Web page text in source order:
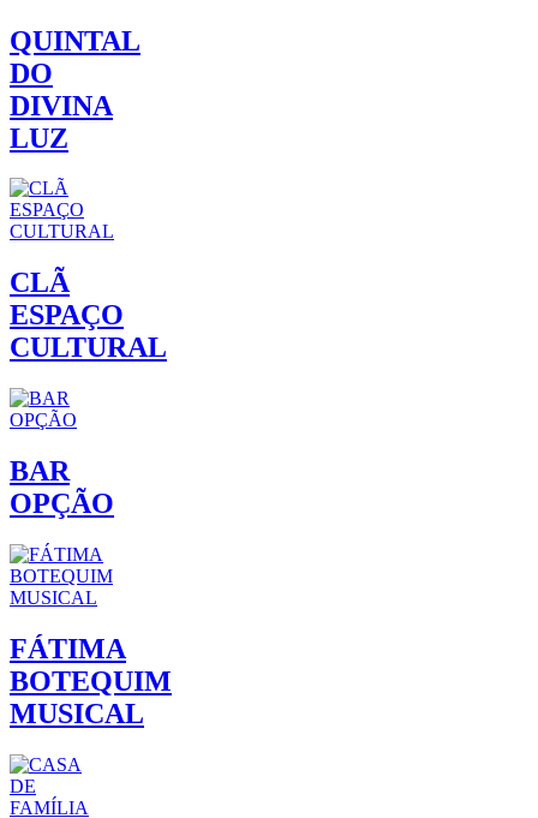
QUINTAL
DO
DIVINA
LUZ
CLÃ
ESPAÇO
CULTURAL
BAR
OPÇÃO
FÁTIMA
BOTEQUIM
MUSICAL